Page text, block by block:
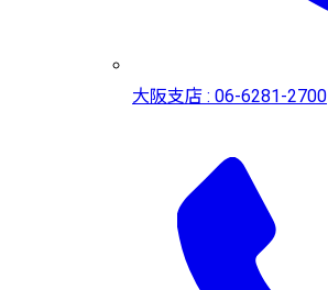
大阪支店 : 06-6281-2700